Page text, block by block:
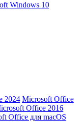
Windows 10
2024 Microsoft Office
Office 2016
Office для macOS